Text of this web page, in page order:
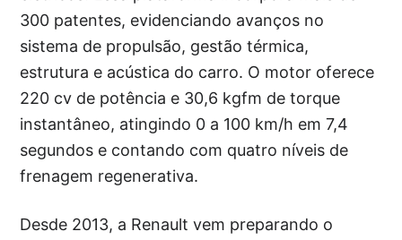
300 patentes, evidenciando avanços no
sistema de propulsão, gestão térmica,
estrutura e acústica do carro. O motor oferece
220 cv de potência e 30,6 kgfm de torque
instantâneo, atingindo 0 a 100 km/h em 7,4
segundos e contando com quatro níveis de
frenagem regenerativa.
Desde 2013, a Renault vem preparando o